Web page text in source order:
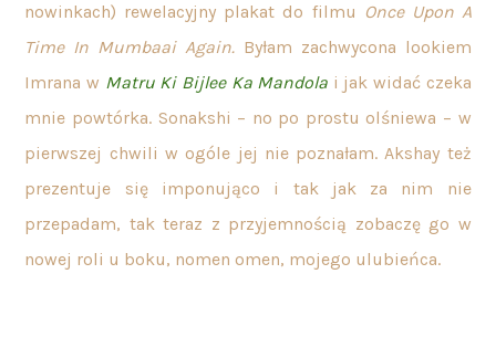
nowinkach) rewelacyjny plakat do filmu Once Upon A
Time In Mumbaai Again. Byłam zachwycona lookiem
Imrana w Matru Ki Bijlee Ka Mandola i jak widać czeka
mnie powtórka. Sonakshi – no po prostu olśniewa – w
pierwszej chwili w ogóle jej nie poznałam. Akshay też
prezentuje się imponująco i tak jak za nim nie
przepadam, tak teraz z przyjemnością zobaczę go w
nowej roli u boku, nomen omen, mojego ulubieńca.